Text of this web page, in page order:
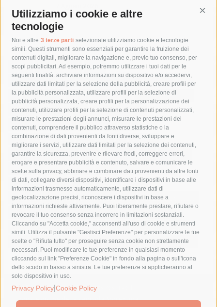
Utilizziamo i cookie e altre
tecnologie
Noi e altre 3 terze parti selezionate utilizziamo cookie e tecnologie
simili. Questi strumenti sono essenziali per garantire la fruizione dei
contenuti digitali, migliorare la navigazione e, previo tuo consenso, per
scopi pubblicitari. Ad esempio, potremmo utilizzare i tuoi dati per le
seguenti finalità: archiviare informazioni su dispositivo e/o accedervi,
utilizzare dati limitati per la selezione della pubblicità, creare profili per
la pubblicità personalizzata, utilizzare profili per la selezione di
pubblicità personalizzata, creare profili per la personalizzazione dei
contenuti, utilizzare profili per la selezione di contenuti personalizzati,
misurare le prestazioni degli annunci, misurare le prestazioni dei
contenuti, comprendere il pubblico attraverso statistiche o la
combinazione di dati provenienti da fonti diverse, sviluppare e
migliorare i servizi, utilizzare dati limitati per la selezione dei contenuti,
garantire la sicurezza, prevenire e rilevare frodi, correggere errori,
erogare e presentare pubblicità e contenuto, salvare e comunicare le
scelte sulla privacy, abbinare e combinare dati provenienti da altre fonti
di dati, collegare diversi dispositivi, identificare i dispositivi in base alle
informazioni trasmesse automaticamente, utilizzare dati di
geolocalizzazione precisi, riconoscere i dispositivi in base a
informazioni richieste attivamente. Puoi liberamente prestare, rifiutare o
revocare il tuo consenso senza incorrere in limitazioni sostanziali.
Cliccando su "Accetta cookie," acconsenti all'uso di cookie e strumenti
simili. Utilizza il pulsante "Gestisci Preferenze" per personalizzare le tue
scelte o "Rifiuta tutto" per proseguire senza cookie non strettamente
necessari. Puoi modificare le tue preferenze in qualsiasi momento
cliccando sul link "Preferenze Cookie" in fondo alla pagina o sull'icona
dello scudo in basso a sinistra. Le tue preferenze si applicheranno al
solo dispositivo in uso.
Privacy Policy Cookie Policy
Tag
acqua allerta meteo
anas
area marina protetta di punta campanella
arresto
Asl Napoli 3 sud
capitaneria di porto capri
carabinieri
castellammare di stabia
circumvesuviana
comune di sorrento
concerto
contagi
costiera amalfitana
covid-19 eav
elezioni
fondazione sorrento
gori guardia costiera
incidente
lavori
lorenzo balducelli mare
massa lubrense
massimo coppola
Meta napoli
ordinanza
penisola sorrentina
piano di sorrento
polizia municipale
protezione civile
Regione Campania
sant'agnello
sindaco cuomo
sorrento studenti temporali
treni
turismo
Vico Equense villa fiorentino vincenzo de luca
© 2015 SorrentoPress. All rights reserved.
Il giornale online della Penisola Sorrentina